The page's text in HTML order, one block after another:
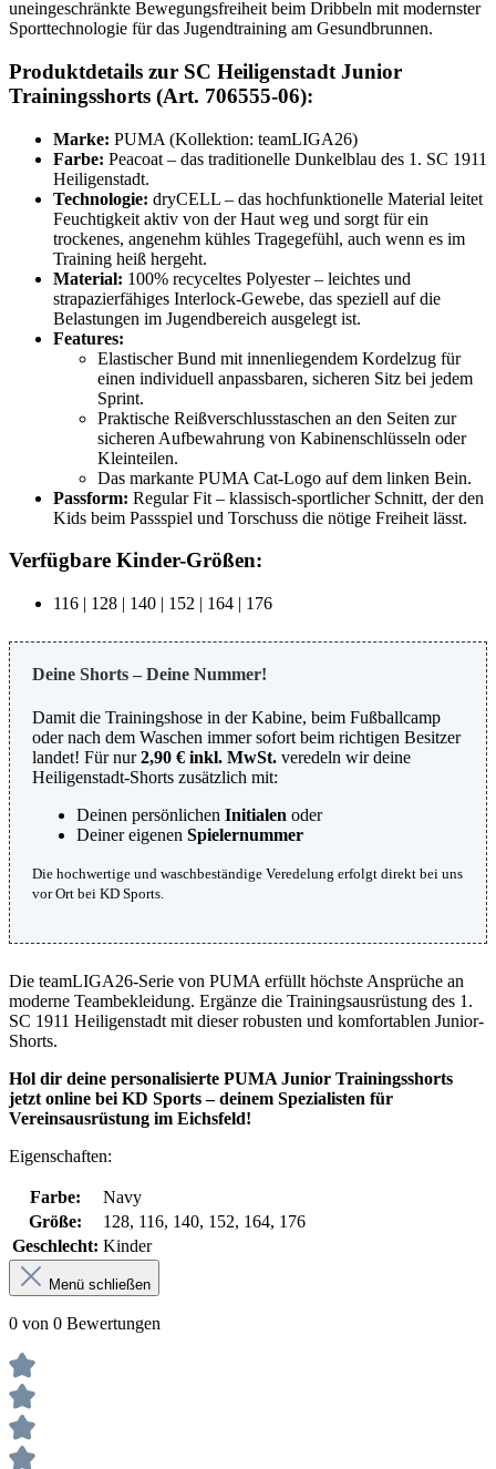
uneingeschränkte Bewegungsfreiheit beim Dribbeln mit modernster
Sporttechnologie für das Jugendtraining am Gesundbrunnen.
Produktdetails zur SC Heiligenstadt Junior
Trainingsshorts (Art. 706555-06):
Marke: PUMA (Kollektion: teamLIGA26)
Farbe: Peacoat – das traditionelle Dunkelblau des 1. SC 1911
Heiligenstadt.
Technologie: dryCELL – das hochfunktionelle Material leitet
Feuchtigkeit aktiv von der Haut weg und sorgt für ein
trockenes, angenehm kühles Tragegefühl, auch wenn es im
Training heiß hergeht.
Material: 100% recyceltes Polyester – leichtes und
strapazierfähiges Interlock-Gewebe, das speziell auf die
Belastungen im Jugendbereich ausgelegt ist.
Features:
Elastischer Bund mit innenliegendem Kordelzug für
einen individuell anpassbaren, sicheren Sitz bei jedem
Sprint.
Praktische Reißverschlusstaschen an den Seiten zur
sicheren Aufbewahrung von Kabinenschlüsseln oder
Kleinteilen.
Das markante PUMA Cat-Logo auf dem linken Bein.
Passform: Regular Fit – klassisch-sportlicher Schnitt, der den
Kids beim Passspiel und Torschuss die nötige Freiheit lässt.
Verfügbare Kinder-Größen:
116 | 128 | 140 | 152 | 164 | 176
Deine Shorts – Deine Nummer!
Damit die Trainingshose in der Kabine, beim Fußballcamp
oder nach dem Waschen immer sofort beim richtigen Besitzer
landet! Für nur2,90 € inkl. MwSt. veredeln wir deine
Heiligenstadt-Shorts zusätzlich mit:
Deinen persönlichen Initialen oder
Deiner eigenen Spielernummer
Die hochwertige und waschbeständige Veredelung erfolgt direkt bei uns
vor Ort bei KD Sports.
Die teamLIGA26-Serie von PUMA erfüllt höchste Ansprüche an
moderne Teambekleidung. Ergänze die Trainingsausrüstung des 1.
SC 1911 Heiligenstadt mit dieser robusten und komfortablen Junior-
Shorts.
Hol dir deine personalisierte PUMA Junior Trainingsshorts
jetzt online bei KD Sports – deinem Spezialisten für
Vereinsausrüstung im Eichsfeld!
Eigenschaften:
Farbe:
Navy
Größe:
128, 116, 140, 152, 164, 176
Geschlecht: Kinder
Menü schließen
0 von 0 Bewertungen